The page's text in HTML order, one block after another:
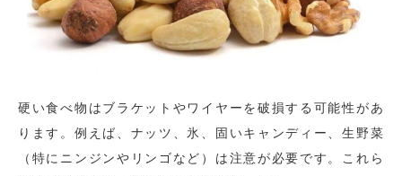
硬い食べ物はブラケットやワイヤーを破損する可能性があ
ります。例えば、ナッツ、氷、固いキャンディー、生野菜
（特にニンジンやリンゴなど）は注意が必要です。これら